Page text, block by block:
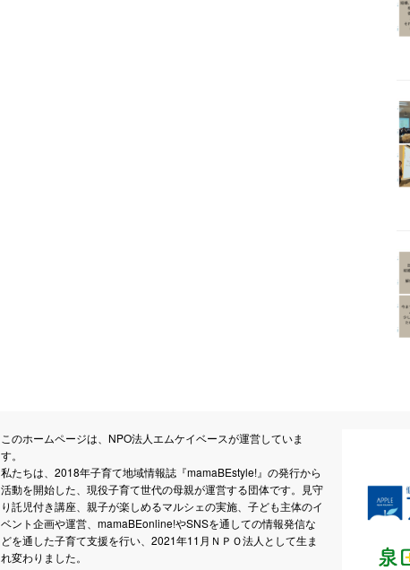
このホームページは、NPO法人エムケイベースが運営していま
す。
私たちは、2018年子育て地域情報誌『mamaBEstyle!』の発行から
活動を開始した、現役子育て世代の母親が運営する団体です。見守
り託児付き講座、親子が楽しめるマルシェの実施、子ども主体のイ
ベント企画や運営、mamaBEonline!やSNSを通しての情報発信な
どを通した子育て支援を行い、2021年11月ＮＰＯ法人として生ま
れ変わりました。